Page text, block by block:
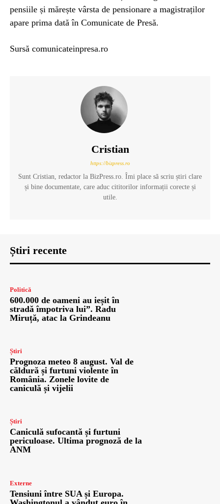
pensiile și mărește vârsta de pensionare a magistraților
apare prima dată în Comunicate de Presă.
Sursă comunicateinpresa.ro
Cristian
https://bizpress.ro
Sunt Cristian, redactor la BizPress.ro. Îmi place să scriu știri clare
și bine documentate, care aduc cititorilor informații corecte și
utile.
Știri recente
Politică
600.000 de oameni au ieșit în
stradă împotriva lui”. Radu
Miruță, atac la Grindeanu
Știri
Prognoza meteo 8 august. Val de
căldură și furtuni violente în
România. Zonele lovite de
caniculă și vijelii
Știri
Caniculă sufocantă și furtuni
periculoase. Ultima prognoză de la
ANM
Externe
Tensiuni între SUA și Europa.